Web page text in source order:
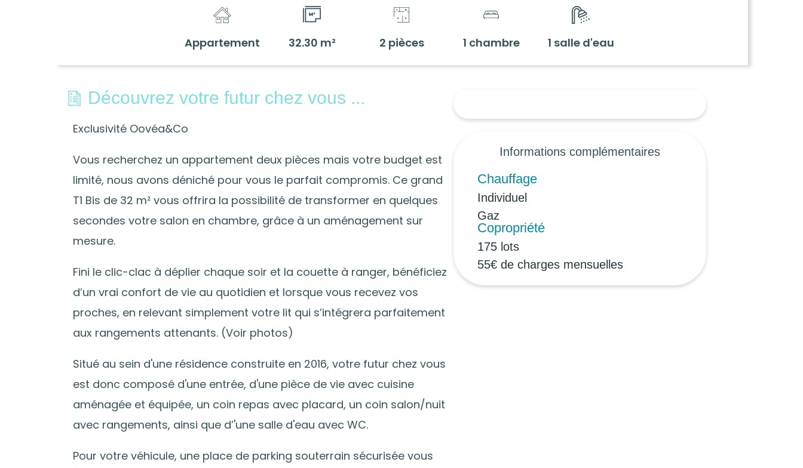
Appartement 32.30 m² 2 pièces 1 chambre 1 salle d'eau
Découvrez votre futur chez vous ...
Exclusivité Oovéa&Co
Vous recherchez un appartement deux pièces mais votre budget est
limité, nous avons déniché pour vous le parfait compromis. Ce grand
T1 Bis de 32 m² vous offrira la possibilité de transformer en quelques
secondes votre salon en chambre, grâce à un aménagement sur
mesure.
Fini le clic-clac à déplier chaque soir et la couette à ranger, bénéficiez
d’un vrai confort de vie au quotidien et lorsque vous recevez vos
proches, en relevant simplement votre lit qui s’intégrera parfaitement
aux rangements attenants. (Voir photos)
Situé au sein d'une résidence construite en 2016, votre futur chez vous
est donc composé d'une entrée, d'une pièce de vie avec cuisine
aménagée et équipée, un coin repas avec placard, un coin salon/nuit
avec rangements, ainsi que d’'une salle d'eau avec WC.
Pour votre véhicule, une place de parking souterrain sécurisée vous
Informations complémentaires
Chauffage
Individuel
Gaz
Copropriété
175 lots
55€ de charges mensuelles